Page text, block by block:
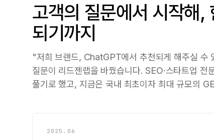
고객의 질문에서 시작해,
되기까지
"저희 브랜드, ChatGPT에서 추천되게 해주실 수
질문이 리드젠랩을 바꿨습니다. SEO·스타트업 전
풀기로 했고, 지금은 국내 최초이자 최대 규모의
2025.06